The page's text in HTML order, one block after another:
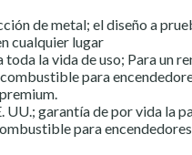
de metal; el diseño a
cualquier lugar
toda la vida de uso; Para un
para
UU.; garantía de por vida la
para